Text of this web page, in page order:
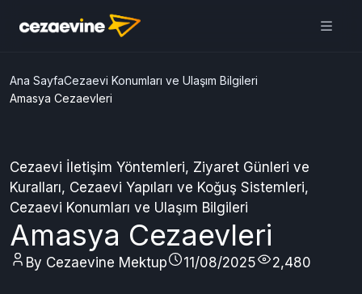
Cezaevine Mektup | Online
Mektup Yazdır ve Cezaevine
uygulamamızı kullanın
Ana Sayfa Cezaevi Konumları ve Ulaşım Bilgileri
Amasya Cezaevleri
Cezaevi İletişim Yöntemleri,Ziyaret Günleri ve
Kuralları,Cezaevi Yapıları ve Koğuş Sistemleri,